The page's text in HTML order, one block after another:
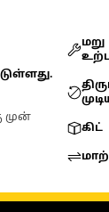
முன்
மறு
கிட்